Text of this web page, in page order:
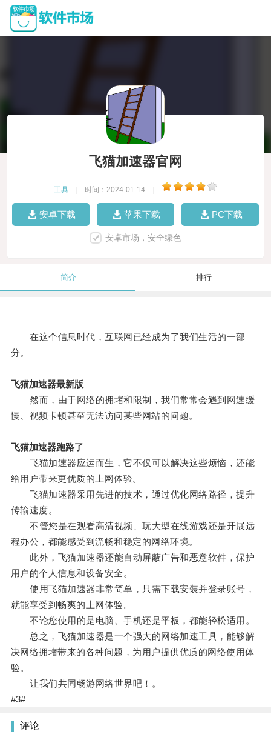
飞猫加速器官网
工具 时间：2024-01-14
安卓下载 苹果下载 PC下载
安卓市场，安全绿色
简介 排行
在这个信息时代，互联网已经成为了我们生活的一部
分。
飞猫加速器最新版
然而，由于网络的拥堵和限制，我们常常会遇到网速缓
慢、视频卡顿甚至无法访问某些网站的问题。
飞猫加速器跑路了
飞猫加速器应运而生，它不仅可以解决这些烦恼，还能
给用户带来更优质的上网体验。
飞猫加速器采用先进的技术，通过优化网络路径，提升
传输速度。
不管您是在观看高清视频、玩大型在线游戏还是开展远
程办公，都能感受到流畅和稳定的网络环境。
此外，飞猫加速器还能自动屏蔽广告和恶意软件，保护
用户的个人信息和设备安全。
使用飞猫加速器非常简单，只需下载安装并登录账号，
就能享受到畅爽的上网体验。
不论您使用的是电脑、手机还是平板，都能轻松适用。
总之，飞猫加速器是一个强大的网络加速工具，能够解
决网络拥堵带来的各种问题，为用户提供优质的网络使用体
验。
让我们共同畅游网络世界吧！。
#3#
评论